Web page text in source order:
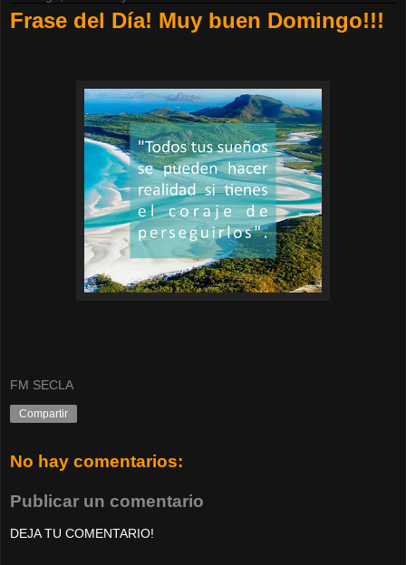
Frase del Día! Muy buen Domingo!!!
FM SECLA
Compartir
No hay comentarios:
Publicar un comentario
DEJA TU COMENTARIO!